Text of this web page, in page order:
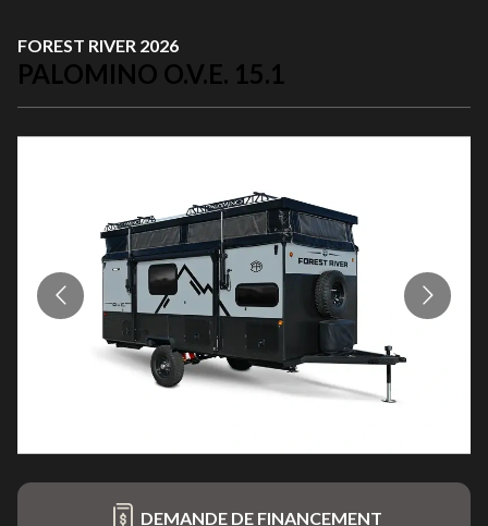
FOREST RIVER 2026
PALOMINO O.V.E. 15.1
DEMANDE DE FINANCEMENT